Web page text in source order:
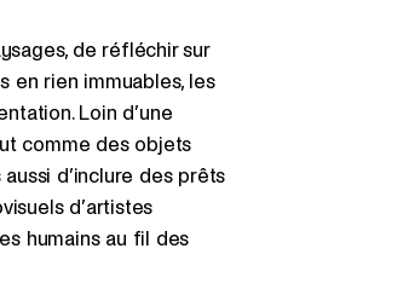
de réfléchir sur
en rien immuables, les
Loin d’une
comme des objets
d’inclure des prêts
d’artistes
humains au fil des